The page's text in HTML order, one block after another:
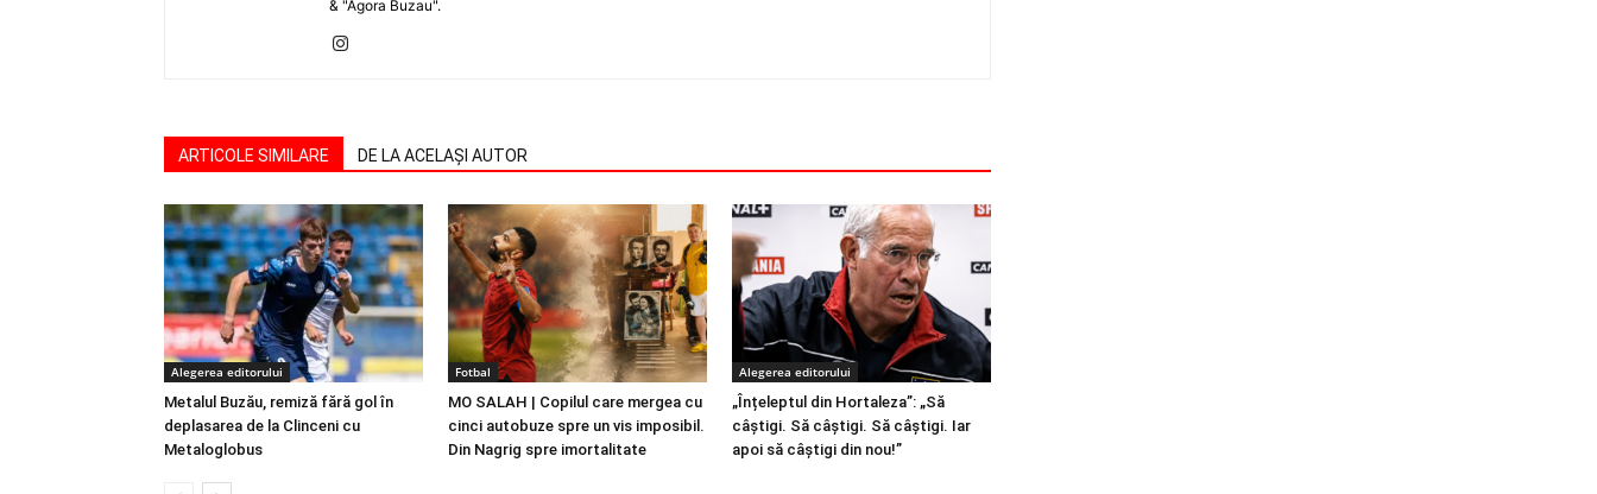
& "Agora Buzau".
ARTICOLE SIMILARE DE LA ACELAȘI AUTOR
Alegerea editorului
Metalul Buzău, remiză fără gol în
deplasarea de la Clinceni cu
Metaloglobus
Fotbal
MO SALAH | Copilul care mergea cu
cinci autobuze spre un vis imposibil.
Din Nagrig spre imortalitate
Alegerea editorului
„Înțeleptul din Hortaleza”: „Să
câștigi. Să câștigi. Să câștigi. Iar
apoi să câștigi din nou!”